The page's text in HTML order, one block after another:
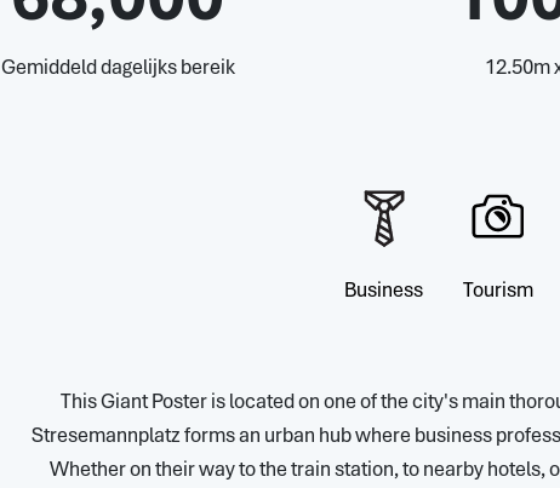
Gemiddeld dagelijks bereik 12.50m
Business Tourism
This Giant Poster is located on one of the city's main
Stresemannplatz forms an urban hub where business
Whether on their way to the train station, to nearby